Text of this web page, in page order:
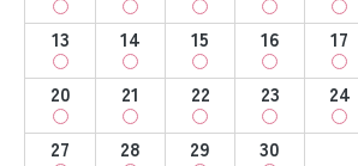
13
14 15 16 17
20
21 22 23 24
27
28 29 30